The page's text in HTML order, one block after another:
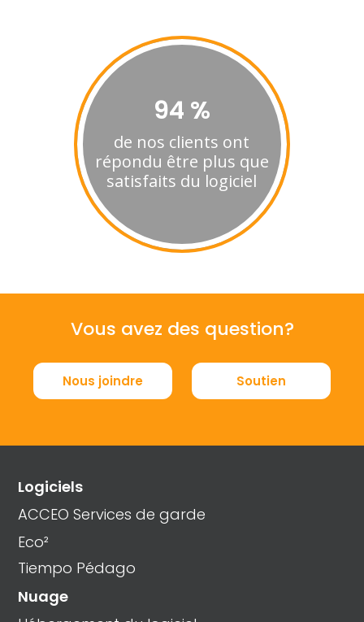
94 %
de nos clients ont
répondu être plus que
satisfaits du logiciel
Vous avez des question?
Nous joindre Soutien
Logiciels
ACCEO Services de garde
Eco²
Tiempo Pédago
Nuage